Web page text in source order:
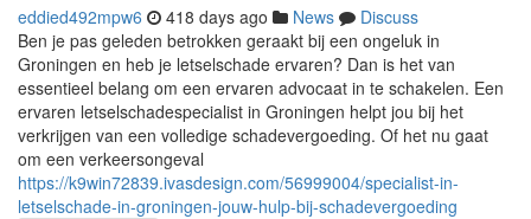
eddied492mpw6 418 days ago News
Discuss
Ben je pas geleden betrokken geraakt bij een ongeluk in
Groningen en heb je letselschade ervaren? Dan is het van
essentieel belang om een ervaren advocaat in te schakelen. Een
ervaren letselschadespecialist in Groningen helpt jou bij het
verkrijgen van een volledige schadevergoeding. Of het nu gaat
om een verkeersongeval
https://k9win72839.ivasdesign.com/56999004/specialist-in-
letselschade-in-groningen-jouw-hulp-bij-schadevergoeding